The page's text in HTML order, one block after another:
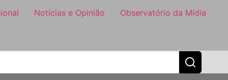
Notícias e Opinião Observatório da Mídia